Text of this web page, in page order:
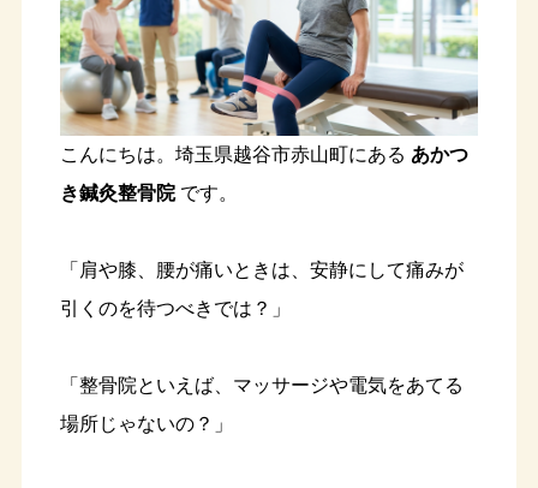
こんにちは。埼玉県越谷市赤山町にある あかつ
き鍼灸整骨院です。
「肩や膝、腰が痛いときは、安静にして痛みが
引くのを待つべきでは？」
「整骨院といえば、マッサージや電気をあてる
場所じゃないの？」